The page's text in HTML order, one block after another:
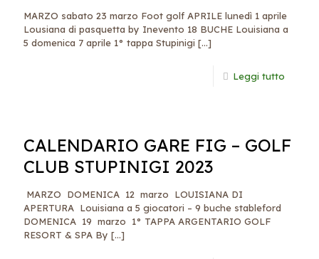
MARZO sabato 23 marzo Foot golf APRILE lunedì 1 aprile
Lousiana di pasquetta by Inevento 18 BUCHE Louisiana a
5 domenica 7 aprile 1° tappa Stupinigi […]
Leggi tutto
CALENDARIO GARE FIG – GOLF
CLUB STUPINIGI 2023
MARZO DOMENICA 12 marzo LOUISIANA DI
APERTURA Louisiana a 5 giocatori – 9 buche stableford
DOMENICA 19 marzo 1° TAPPA ARGENTARIO GOLF
RESORT & SPA By […]